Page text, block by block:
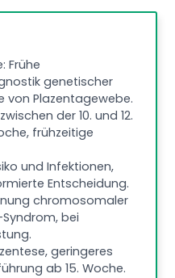
Frühe
genetischer
von Plazentagewebe.
der 10. und 12.
frühzeitige
und Infektionen,
Entscheidung.
chromosomaler
bei
geringeres
ab 15. Woche.